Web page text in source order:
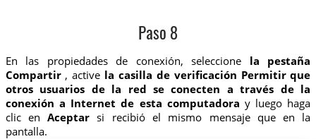
Paso 8
En las propiedades de conexión, seleccione la pestaña
Compartir, active la casilla de verificación Permitir que
otros usuarios de la red se conecten a través de la
conexión a Internet de esta computadora y luego haga
clic enAceptar si recibió el mismo mensaje que en la
pantalla.